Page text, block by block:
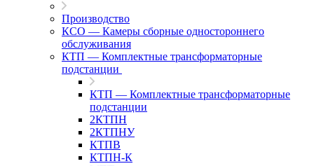
Производство
КСО — Камеры сборные одностороннего
обслуживания
КТП — Комплектные трансформаторные
подстанции
КТП — Комплектные трансформаторные
подстанции
2КТПН
2КТПНУ
КТПВ
КТПН-К